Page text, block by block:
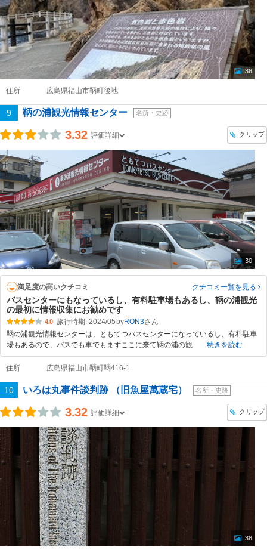
38
住所 広島県福山市鞆町後地
9 鞆の浦観光情報センター 名所・史跡
3.32 評価詳細 クリップ
30
満足度の高いクチコミ クチコミ一覧を見る
バスセンターにもなっているし、有料駐車場もあるし、鞆の浦観光
の最初に情報収集にお勧めです
4.0 旅行時期: 2024/05 byRON3
鞆の浦観光情報センターは、ともてつバスセンターになっているし、有料駐車
場もあるので、バスでも車でもまずここに来て鞆の浦の観
続きを読む
住所 広島県福山市鞆町鞆416-1
10 いろは丸事件談判跡 （旧魚屋萬蔵宅） 名所・史跡
3.32 評価詳細 クリップ
38